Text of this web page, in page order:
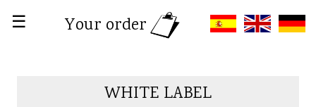
☰ Your order
WHITE LABEL